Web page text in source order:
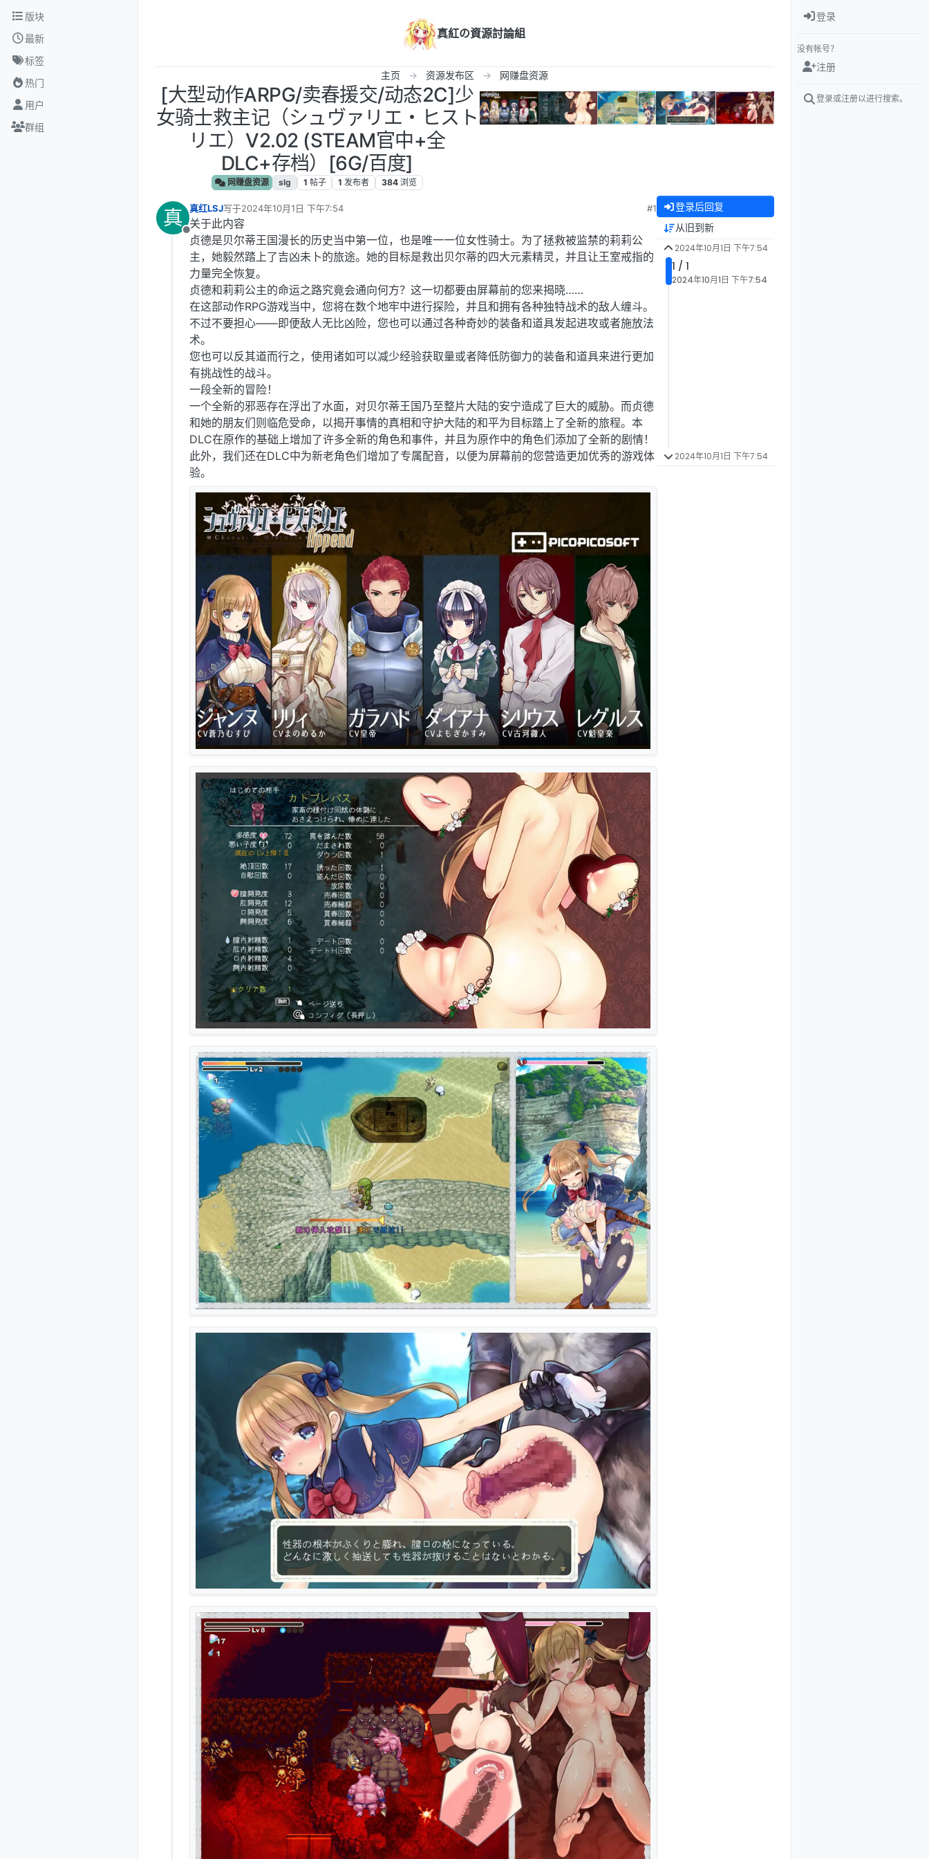
跳转至内容
版块
最新
标签
热门
用户
群组
真紅の資源討論組
主页 资源发布区 网赚盘资源
[大型动作ARPG/卖春援交/动态2C]少
女骑士救主记（シュヴァリエ・ヒスト
リエ）V2.02 (STEAM官中+全
DLC+存档）[6G/百度]
网赚盘资源 slg 1 帖子 1 发布者 384 浏览
真
离线
真红LSJ写于2024年10月1日 下午7:54
最后由 编辑
#1
关于此内容
贞德是贝尔蒂王国漫长的历史当中第一位，也是唯一一位女性骑士。为了拯救被监禁的莉莉公
主，她毅然踏上了吉凶未卜的旅途。她的目标是救出贝尔蒂的四大元素精灵，并且让王室戒指的
力量完全恢复。
贞德和莉莉公主的命运之路究竟会通向何方？这一切都要由屏幕前的您来揭晓……
在这部动作RPG游戏当中，您将在数个地牢中进行探险，并且和拥有各种独特战术的敌人缠斗。
不过不要担心——即便敌人无比凶险，您也可以通过各种奇妙的装备和道具发起进攻或者施放法
术。
您也可以反其道而行之，使用诸如可以减少经验获取量或者降低防御力的装备和道具来进行更加
有挑战性的战斗。
一段全新的冒险！
一个全新的邪恶存在浮出了水面，对贝尔蒂王国乃至整片大陆的安宁造成了巨大的威胁。而贞德
和她的朋友们则临危受命，以揭开事情的真相和守护大陆的和平为目标踏上了全新的旅程。本
DLC在原作的基础上增加了许多全新的角色和事件，并且为原作中的角色们添加了全新的剧情！
此外，我们还在DLC中为新老角色们增加了专属配音，以便为屏幕前的您营造更加优秀的游戏体
验。
登录后回复
从旧到新
2024年10月1日 下午7:54
1 / 1
2024年10月1日 下午7:54
2024年10月1日 下午7:54
登录
没有帐号？
注册
登录或注册以进行搜索。